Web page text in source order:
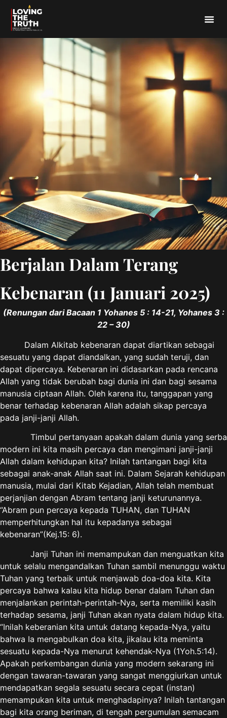
Berjalan Dalam Terang
Kebenaran (11 Januari 2025)
(Renungan dari Bacaan 1 Yohanes 5 : 14-21, Yohanes 3 :
22 – 30)
Dalam Alkitab kebenaran dapat diartikan sebagai
sesuatu yang dapat diandalkan, yang sudah teruji, dan
dapat dipercaya. Kebenaran ini didasarkan pada rencana
Allah yang tidak berubah bagi dunia ini dan bagi sesama
manusia ciptaan Allah. Oleh karena itu, tanggapan yang
benar terhadap kebenaran Allah adalah sikap percaya
pada janji-janji Allah.
Timbul pertanyaan apakah dalam dunia yang serba
modern ini kita masih percaya dan mengimani janji-janji
Allah dalam kehidupan kita? Inilah tantangan bagi kita
sebagai anak-anak Allah saat ini. Dalam Sejarah kehidupan
manusia, mulai dari Kitab Kejadian, Allah telah membuat
perjanjian dengan Abram tentang janji keturunannya.
“Abram pun percaya kepada TUHAN, dan TUHAN
memperhitungkan hal itu kepadanya sebagai
kebenaran”(Kej.15: 6).
Janji Tuhan ini memampukan dan menguatkan kita
untuk selalu mengandalkan Tuhan sambil menunggu waktu
Tuhan yang terbaik untuk menjawab doa-doa kita. Kita
percaya bahwa kalau kita hidup benar dalam Tuhan dan
menjalankan perintah-perintah-Nya, serta memiliki kasih
terhadap sesama, janji Tuhan akan nyata dalam hidup kita.
“Inilah keberanian kita untuk datang kepada-Nya, yaitu
bahwa Ia mengabulkan doa kita, jikalau kita meminta
sesuatu kepada-Nya menurut kehendak-Nya (1Yoh.5:14).
Apakah perkembangan dunia yang modern sekarang ini
dengan tawaran-tawaran yang sangat menggiurkan untuk
mendapatkan segala sesuatu secara cepat (instan)
memampukan kita untuk menghadapinya? Inilah tantangan
bagi kita orang beriman, di tengah pergumulan semacam